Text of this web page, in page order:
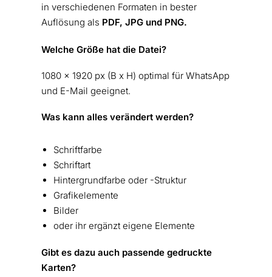
in verschiedenen Formaten in bester
Auflösung als PDF, JPG und PNG.
Welche Größe hat die Datei?
1080 x 1920 px (B x H) optimal für WhatsApp
und E-Mail geeignet.
Was kann alles verändert werden?
Schriftfarbe
Schriftart
Hintergrundfarbe oder -Struktur
Grafikelemente
Bilder
oder ihr ergänzt eigene Elemente
Gibt es dazu auch passende gedruckte
Karten?